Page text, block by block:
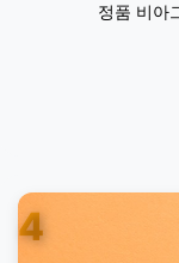
정품 비아
4